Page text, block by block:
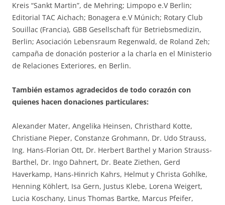
Kreis “Sankt Martin”, de Mehring; Limpopo e.V Berlin;
Editorial TAC Aichach; Bonagera e.V Múnich; Rotary Club
Souillac (Francia), GBB Gesellschaft für Betriebsmedizin,
Berlin; Asociación Lebensraum Regenwald, de Roland Zeh;
campaña de donación posterior a la charla en el Ministerio
de Relaciones Exteriores, en Berlin.
También estamos agradecidos de todo corazón con
quienes hacen donaciones particulares:
Alexander Mater, Angelika Heinsen, Christhard Kotte,
Christiane Pieper, Constanze Grohmann, Dr. Udo Strauss,
Ing. Hans-Florian Ott, Dr. Herbert Barthel y Marion Strauss-
Barthel, Dr. Ingo Dahnert, Dr. Beate Ziethen, Gerd
Haverkamp, Hans-Hinrich Kahrs, Helmut y Christa Gohlke,
Henning Köhlert, Isa Gern, Justus Klebe, Lorena Weigert,
Lucia Koschany, Linus Thomas Bartke, Marcus Pfeifer,